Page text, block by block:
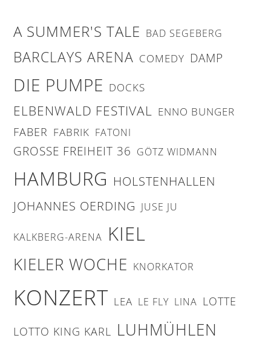
A SUMMER'S TALE BAD SEGEBERG
BARCLAYS ARENA COMEDY DAMP
DIE PUMPE DOCKS
ELBENWALD FESTIVAL ENNO BUNGER
FABER FABRIK FATONI
GROSSE FREIHEIT 36 GÖTZ WIDMANN
HAMBURG HOLSTENHALLEN
JOHANNES OERDING JUSE JU
KALKBERG-ARENA KIEL
KIELER WOCHE KNORKATOR
KONZERT LEA LE FLY LINA LOTTE
LOTTO KING KARL LUHMÜHLEN